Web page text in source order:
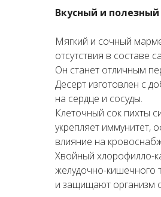
Вкусный и
Мягкий и сочный
отсутствия в составе
Он станет отличным
Десерт изготовлен с
на сердце и сосуды.
Клеточный сок пихты
укрепляет иммунитет,
влияние на
Хвойный хлорофилло-
желудочно-кишечного
и защищают организм